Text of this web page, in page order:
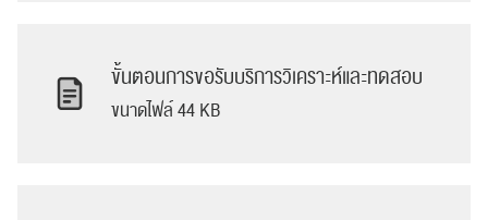
ขั้นตอนการขอรับบริการวิเคราะห์และทดสอบ
ขนาดไฟล์ 44 KB